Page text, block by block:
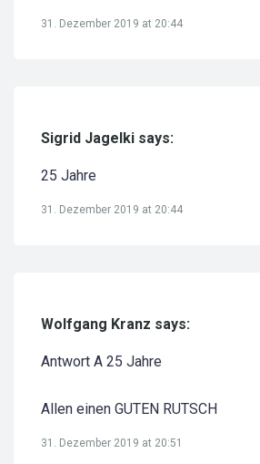
31. Dezember 2019 at 20:44
Sigrid Jagelki says:
25 Jahre
31. Dezember 2019 at 20:44
Wolfgang Kranz says:
Antwort A 25 Jahre
Allen einen GUTEN RUTSCH
31. Dezember 2019 at 20:51